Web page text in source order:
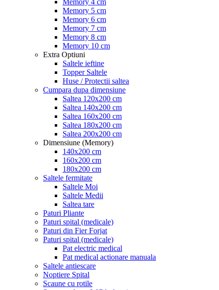
Memory 5 cm
Memory 6 cm
Memory 7 cm
Memory 8 cm
Memory 10 cm
Extra Optiuni
Saltele ieftine
Topper Saltele
Huse / Protectii saltea
Cumpara dupa dimensiune
Saltea 120x200 cm
Saltea 140x200 cm
Saltea 160x200 cm
Saltea 180x200 cm
Saltea 200x200 cm
Dimensiune (Memory)
140x200 cm
160x200 cm
180x200 cm
Saltele fermitate
Saltele Moi
Saltele Medii
Saltea tare
Paturi Pliante
Paturi spital (medicale)
Paturi din Fier Forjat
Paturi spital (medicale)
Pat electric medical
Pat medical actionare manuala
Saltele antiescare
Noptiere Spital
Scaune cu rotile